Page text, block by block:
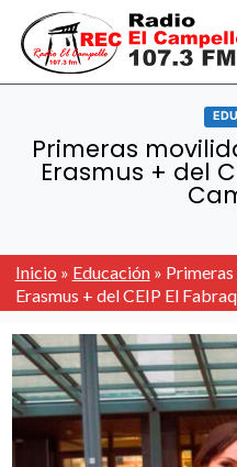
Primeras
Erasmus + del
Inicio » Educación»
Erasmus + del CEIP El